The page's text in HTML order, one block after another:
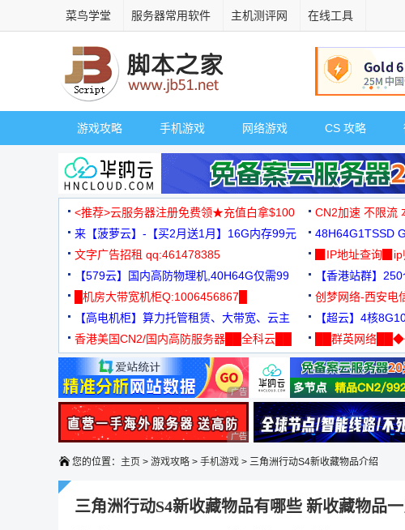
菜鸟学堂 服务器常用软件 主机测评网 在线工具
游戏攻略 手机游戏 网络游戏 CS 攻略
<推荐>云服务器注册免费领★充值白拿$100 CN2加速 不限流
来【菠萝云】-【买2月送1月】16G内存99元
48H64G1TSSD
3000+可免费测试
文字广告招租 qq:461478385
▉IP地址查询
【579云】国内高防物理机,40H64G仅需99
元
【香港站群】
█机房大带宽机柜Q:1006456867█
创梦网络-西安电
88元/月
【高电机柜】算力托管租赁、大带宽、云主
机
【超云】4核
香港美国CN2/国内高防服务器██全科云██
██群英网络
◆◆◆
广告 商业广告，理性选择
广告 商业广告，理性选择
您的位置： 主页 > 游戏攻略 > 手机游戏 > 三角洲行动S4新收藏物品介绍
三角洲行动S4新收藏物品有哪些 新收藏物品